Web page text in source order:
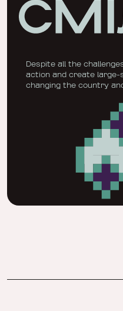
Despite all the
action and create
changing the country